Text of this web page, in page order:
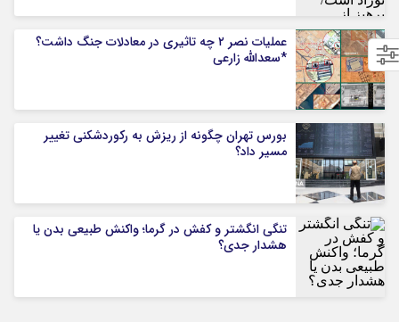
عملیات نصر ۲ چه تاثیری در معادلات جنگ داشت؟
*سعدالله زارعی
بورس تهران چگونه از ریزش به رکوردشکنی تغییر
مسیر داد؟
تنگی انگشتر و کفش در گرما؛ واکنش طبیعی بدن یا
هشدار جدی؟